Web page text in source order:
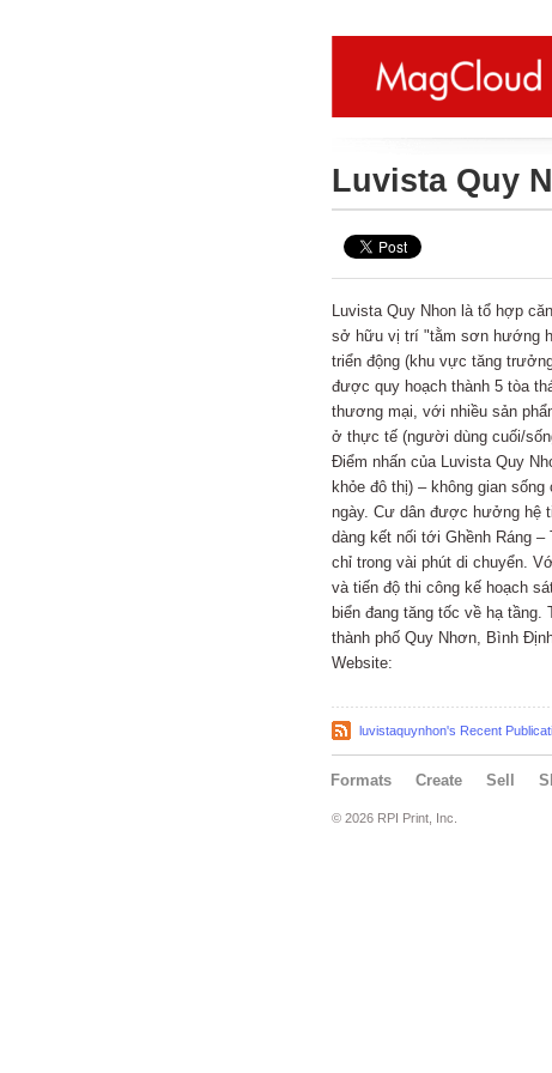
Luvista Quy
Luvista Quy Nhon là tổ hợp
sở hữu vị trí "tằm sơn hướng
triển động (khu vực tăng
được quy hoạch thành 5 tòa
thương mại, với nhiều sản
ở thực tế (người dùng cuối/
Điểm nhấn của Luvista Quy
khỏe đô thị) – không gian
ngày. Cư dân được hưởng hệ
dàng kết nối tới Ghềnh Ráng –
chỉ trong vài phút di chuyển.
và tiến độ thi công kế hoạch
biển đang tăng tốc về hạ
thành phố Quy Nhơn, Bình
Website:
luvistaquynhon's Recent
Formats Create Sell
© 2026 RPI Print, Inc.